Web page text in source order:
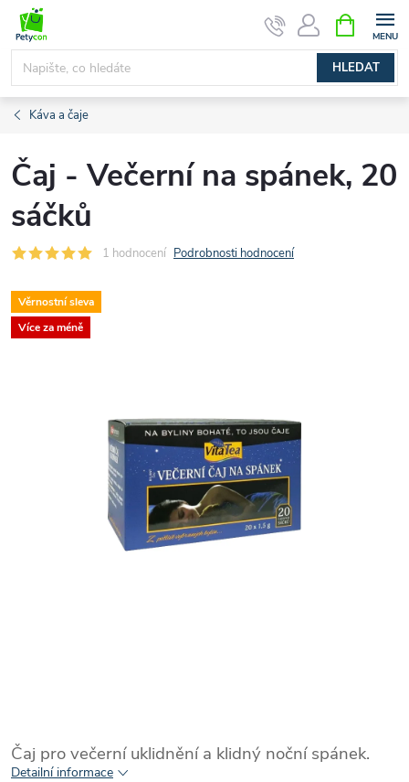
obsah
HLEDAT
KOŠÍK
Káva a čaje
Čaj - Večerní na spánek, 20
sáčků
1 hodnocení Podrobnosti hodnocení
Věrnostní sleva
Více za méně
Čaj pro večerní uklidnění a klidný noční spánek.
Detailní informace